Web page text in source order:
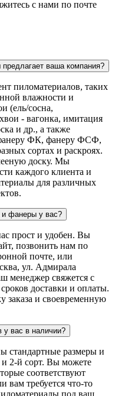
с нами по почте
ваша компания?
пиломатериалов, таких
влажности и
(ель/сосна,
- вагонка, имитация
и др., а также
ФК, фанеру ФСФ,
сортах и раскроях.
доску. Мы
каждого клиента и
для различных
и фанеры у вас?
прост и удобен. Вы
позвонить нам по
почте, или
ул. Адмирала
менеджер свяжется с
доставки и оплаты.
заказа и своевременную
у вас в наличии?
стандартные размеры и
2-й сорт. Вы можете
соответствуют
вам требуется что-то